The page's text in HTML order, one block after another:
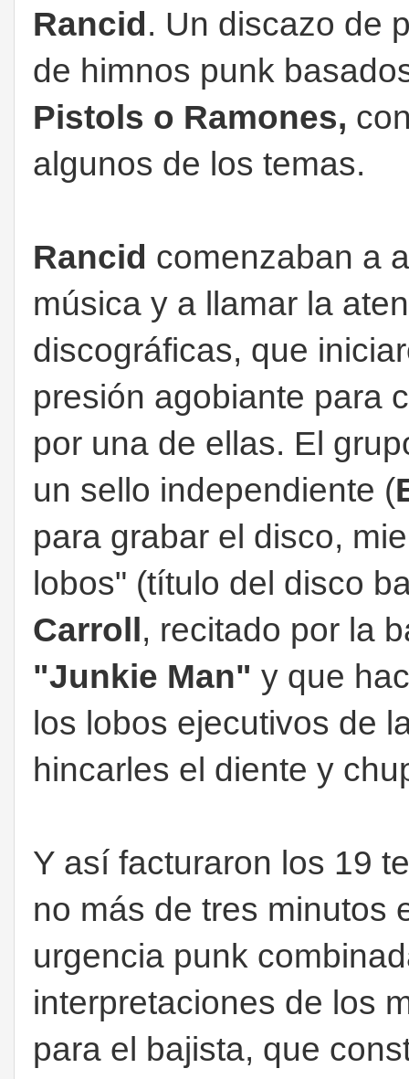
Rancid . Un discazo de
de himnos punk
Pistols o Ramones,
algunos de los temas.
Rancid comenzaban a
música y a llamar la
discográficas, que
presión agobiante para
por una de ellas. El
un sello independiente (
para grabar el disco,
lobos" (título del disco
Carroll , recitado por la
"Junkie Man" y que
los lobos ejecutivos de
hincarles el diente y
Y así facturaron los 19
no más de tres minutos
urgencia punk
interpretaciones de los
para el bajista, que